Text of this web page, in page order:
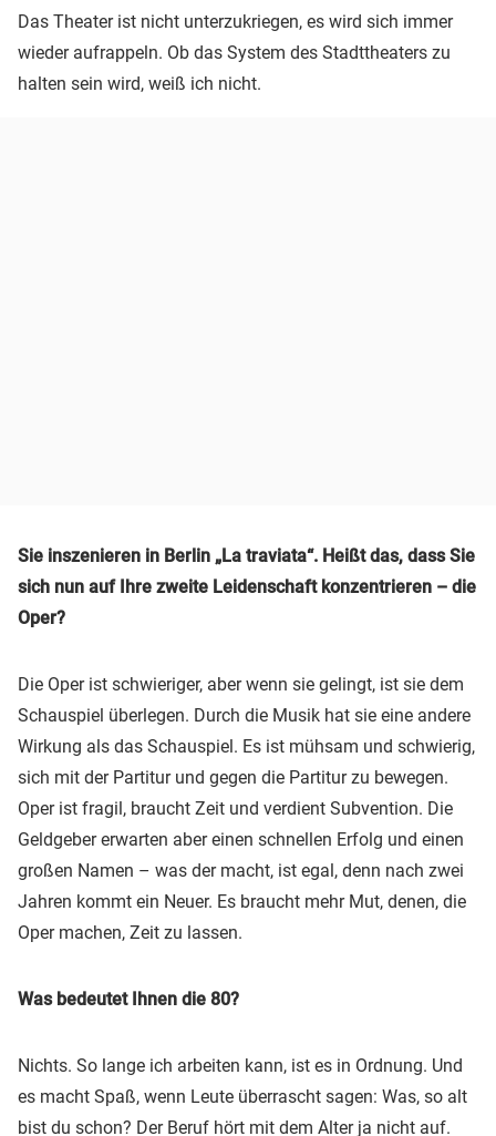
Das Theater ist nicht unterzukriegen, es wird sich immer
wieder aufrappeln. Ob das System des Stadttheaters zu
halten sein wird, weiß ich nicht.
Sie inszenieren in Berlin „La traviata“. Heißt das, dass Sie
sich nun auf Ihre zweite Leidenschaft konzentrieren – die
Oper?
Die Oper ist schwieriger, aber wenn sie gelingt, ist sie dem
Schauspiel überlegen. Durch die Musik hat sie eine andere
Wirkung als das Schauspiel. Es ist mühsam und schwierig,
sich mit der Partitur und gegen die Partitur zu bewegen.
Oper ist fragil, braucht Zeit und verdient Subvention. Die
Geldgeber erwarten aber einen schnellen Erfolg und einen
großen Namen – was der macht, ist egal, denn nach zwei
Jahren kommt ein Neuer. Es braucht mehr Mut, denen, die
Oper machen, Zeit zu lassen.
Was bedeutet Ihnen die 80?
Nichts. So lange ich arbeiten kann, ist es in Ordnung. Und
es macht Spaß, wenn Leute überrascht sagen: Was, so alt
bist du schon? Der Beruf hört mit dem Alter ja nicht auf.